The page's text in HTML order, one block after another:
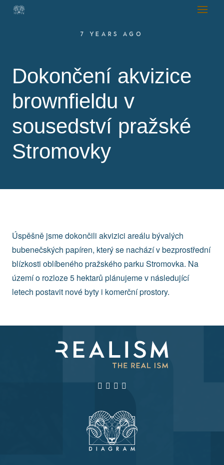
7 YEARS AGO
Dokončení akvizice
brownfieldu v
sousedství pražské
Stromovky
Úspěšně jsme dokončili akvizici areálu bývalých
bubenečských papíren, který se nachází v bezprostřední
blízkosti oblíbeného pražského parku Stromovka. Na
území o rozloze 5 hektarů plánujeme v následující
letech postavit nové byty i komerční prostory.